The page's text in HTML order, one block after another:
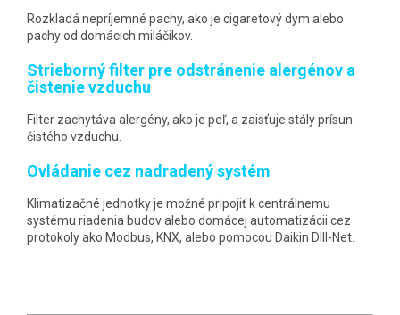
Rozkladá nepríjemné pachy, ako je cigaretový dym alebo
pachy od domácich miláčikov.
Strieborný filter pre odstránenie alergénov a
čistenie vzduchu
Filter zachytáva alergény, ako je peľ, a zaisťuje stály prísun
čistého vzduchu.
Ovládanie cez nadradený systém
Klimatizačné jednotky je možné pripojiť k centrálnemu
systému riadenia budov alebo domácej automatizácii cez
protokoly ako Modbus, KNX, alebo pomocou Daikin DIII-Net.